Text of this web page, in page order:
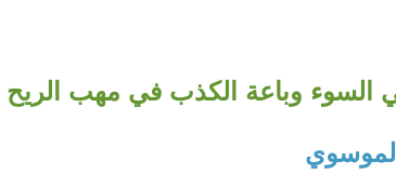
السوء وباعة الكذب في مهب الريح